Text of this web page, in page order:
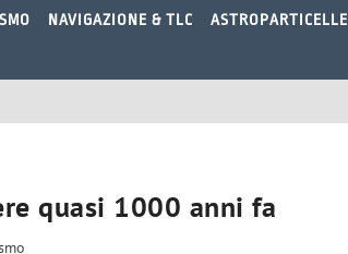
NAVIGAZIONE & TLC ASTROPARTICELLE
quasi 1000 anni fa